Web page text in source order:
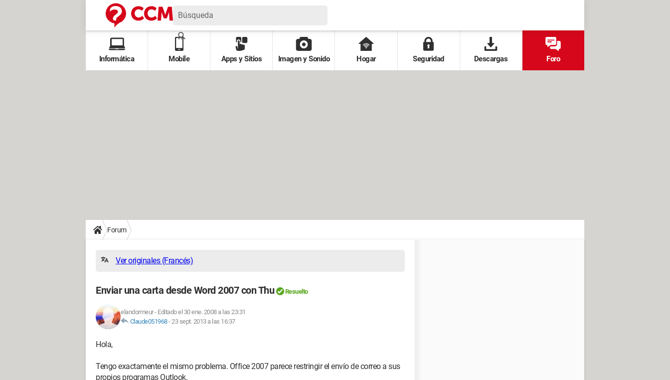
Informática Mobile Apps y Sitios Imagen y Sonido Hogar Seguridad Descargas Foro
Forum
Ver originales (Francés)
Enviar una carta desde Word 2007 con Thu Resuelto
elandormeur- Editado el 30 ene. 2008 a las 23:31
Claude051968-23 sept. 2013 a las 16:37
Hola,
Tengo exactamente el mismo problema. Office 2007 parece restringir el envío de correo a sus
propios programas Outlook.